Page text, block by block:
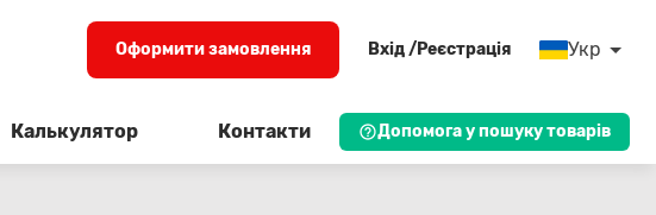
Оформити замовлення Вхід /Реєстрація Укр
Калькулятор Контакти Допомога у пошуку товарів